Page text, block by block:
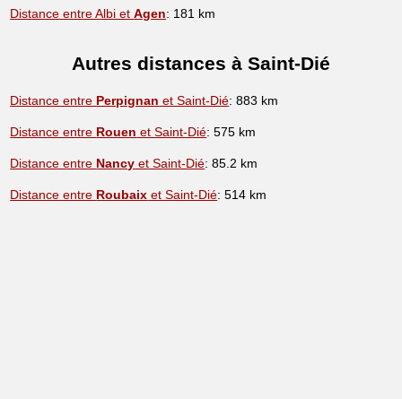
Distance entre Albi etAgen: 181 km
Autres distances à Saint-Dié
Distance entre Perpignan et Saint-Dié: 883 km
Distance entre Rouen et Saint-Dié: 575 km
Distance entre Nancy et Saint-Dié: 85.2 km
Distance entre Roubaix et Saint-Dié: 514 km